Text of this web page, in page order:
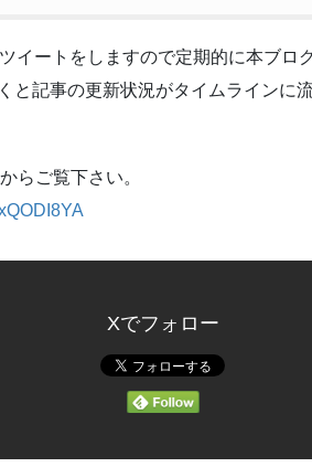
イートをしますので定期的に本ブロ
と記事の更新状況がタイムラインに
らご覧下さい。
Xでフォロー